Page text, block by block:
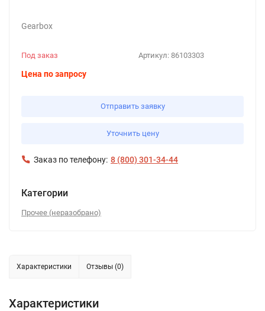
Gearbox
Артикул: 86103303
Под заказ
Цена по запросу
Отправить заявку
Уточнить цену
Заказ по телефону: 8 (800) 301-34-44
Категории
Прочее (неразобрано)
Характеристики Отзывы (0)
Характеристики